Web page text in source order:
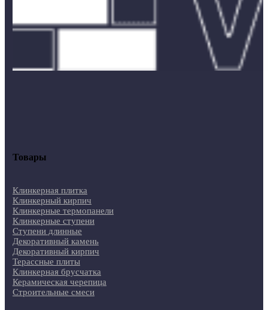
Товары
Клинкерная плитка
Клинкерный кирпич
Клинкерные термопанели
Клинкерные ступени
Ступени длинные
Декоративный камень
Декоративный кирпич
Терассные плиты
Клинкерная брусчатка
Керамическая черепица
Строительные смеси